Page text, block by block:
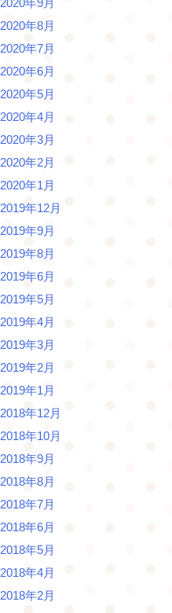
2020年8月
2020年7月
2020年6月
2020年5月
2020年4月
2020年3月
2020年2月
2020年1月
2019年12月
2019年9月
2019年8月
2019年6月
2019年5月
2019年4月
2019年3月
2019年2月
2019年1月
2018年12月
2018年10月
2018年9月
2018年8月
2018年7月
2018年6月
2018年5月
2018年4月
2018年2月